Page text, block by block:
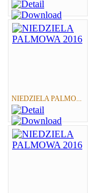
NIEDZIELA PALMO...